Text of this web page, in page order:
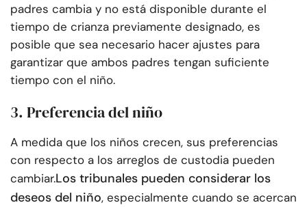
padres cambia y no está disponible durante el
tiempo de crianza previamente designado, es
posible que sea necesario hacer ajustes para
garantizar que ambos padres tengan suficiente
tiempo con el niño.
3. Preferencia del niño
A medida que los niños crecen, sus preferencias
con respecto a los arreglos de custodia pueden
cambiar.Los tribunales pueden considerar los
deseos del niño, especialmente cuando se acercan